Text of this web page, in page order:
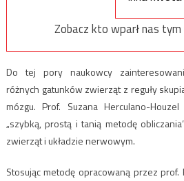
Zobacz kto wparł nas tym
Do tej pory naukowcy
różnych gatunków zwierząt z reguły
mózgu. Prof. Suzana Herculano-
„szybką, prostą i tanią metodę
zwierząt i układzie nerwowym.
Stosując metodę opracowaną przez